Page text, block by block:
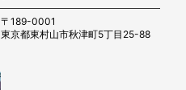
〒189-0001
東京都東村山市秋津町5丁目25-88